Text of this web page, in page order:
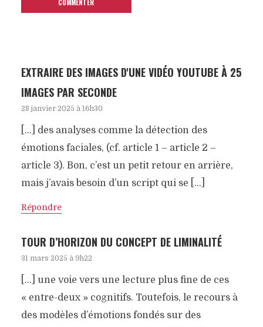
EXTRAIRE DES IMAGES D'UNE VIDÉO YOUTUBE À 25
IMAGES PAR SECONDE
28 janvier 2025 à 16h30
[…] des analyses comme la détection des
émotions faciales, (cf. article 1 – article 2 –
article 3). Bon, c’est un petit retour en arrière,
mais j’avais besoin d’un script qui se […]
Répondre
TOUR D’HORIZON DU CONCEPT DE LIMINALITÉ
31 mars 2025 à 9h22
[…] une voie vers une lecture plus fine de ces
« entre-deux » cognitifs. Toutefois, le recours à
des modèles d’émotions fondés sur des